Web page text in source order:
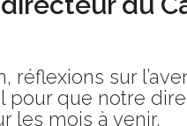
sur
que notre
les mois à venir.